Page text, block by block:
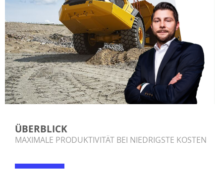
ÜBERBLICK
MAXIMALE PRODUKTIVITÄT BEI NIEDRIGSTE KOSTEN